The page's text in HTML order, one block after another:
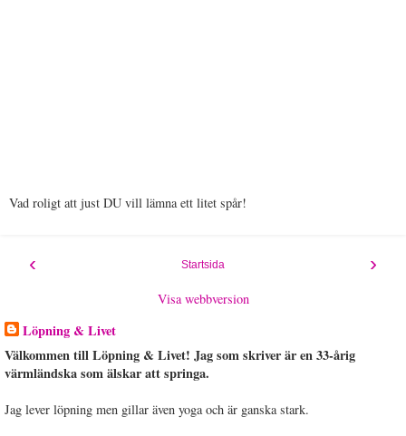
Vad roligt att just DU vill lämna ett litet spår!
‹ ›
Startsida
Visa webbversion
Löpning & Livet
Välkommen till Löpning & Livet! Jag som skriver är en 33-årig
värmländska som älskar att springa.
Jag lever löpning men gillar även yoga och är ganska stark.